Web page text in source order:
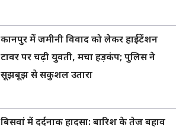
कानपुर में जमीनी विवाद को लेकर हाईटेंशन
टावर पर चढ़ी युवती, मचा हड़कंप; पुलिस ने
सूझबूझ से सकुशल उतारा
बिसवां में दर्दनाक हादसा: बारिश के तेज बहाव